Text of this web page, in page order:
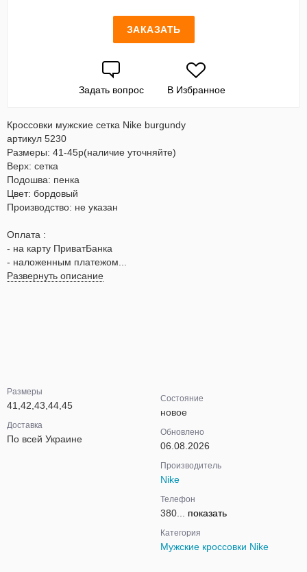
ЗАКАЗАТЬ
Задать вопрос В Избранное
Кроссовки мужские сетка Nike burgundy
артикул 5230
Размеры: 41-45р(наличие уточняйте)
Верх: сетка
Подошва: пенка
Цвет: бордовый
Производство: не указан
Оплата :
- на карту ПриватБанка
- наложенным платежом...
Развернуть описание
Размеры
41,42,43,44,45
Доставка
По всей Украине
Состояние
новое
Обновлено
06.08.2026
Производитель
Nike
Телефон
380... показать
Категория
Мужские кроссовки Nike